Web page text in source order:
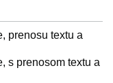
prenosu textu a
s prenosom textu a